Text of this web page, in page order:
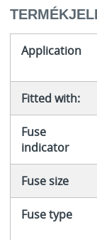
Application
Fitted with:
Fuse
indicator
Fuse size
Fuse type